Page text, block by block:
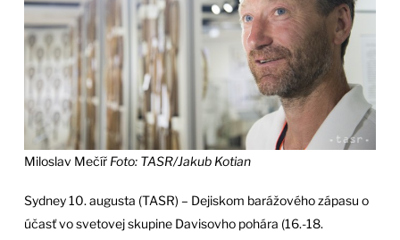
Miloslav Mečíř Foto: TASR/Jakub Kotian
Sydney 10. augusta (TASR) – Dejiskom barážového zápasu o
účasť vo svetovej skupine Davisovho pohára (16.-18.